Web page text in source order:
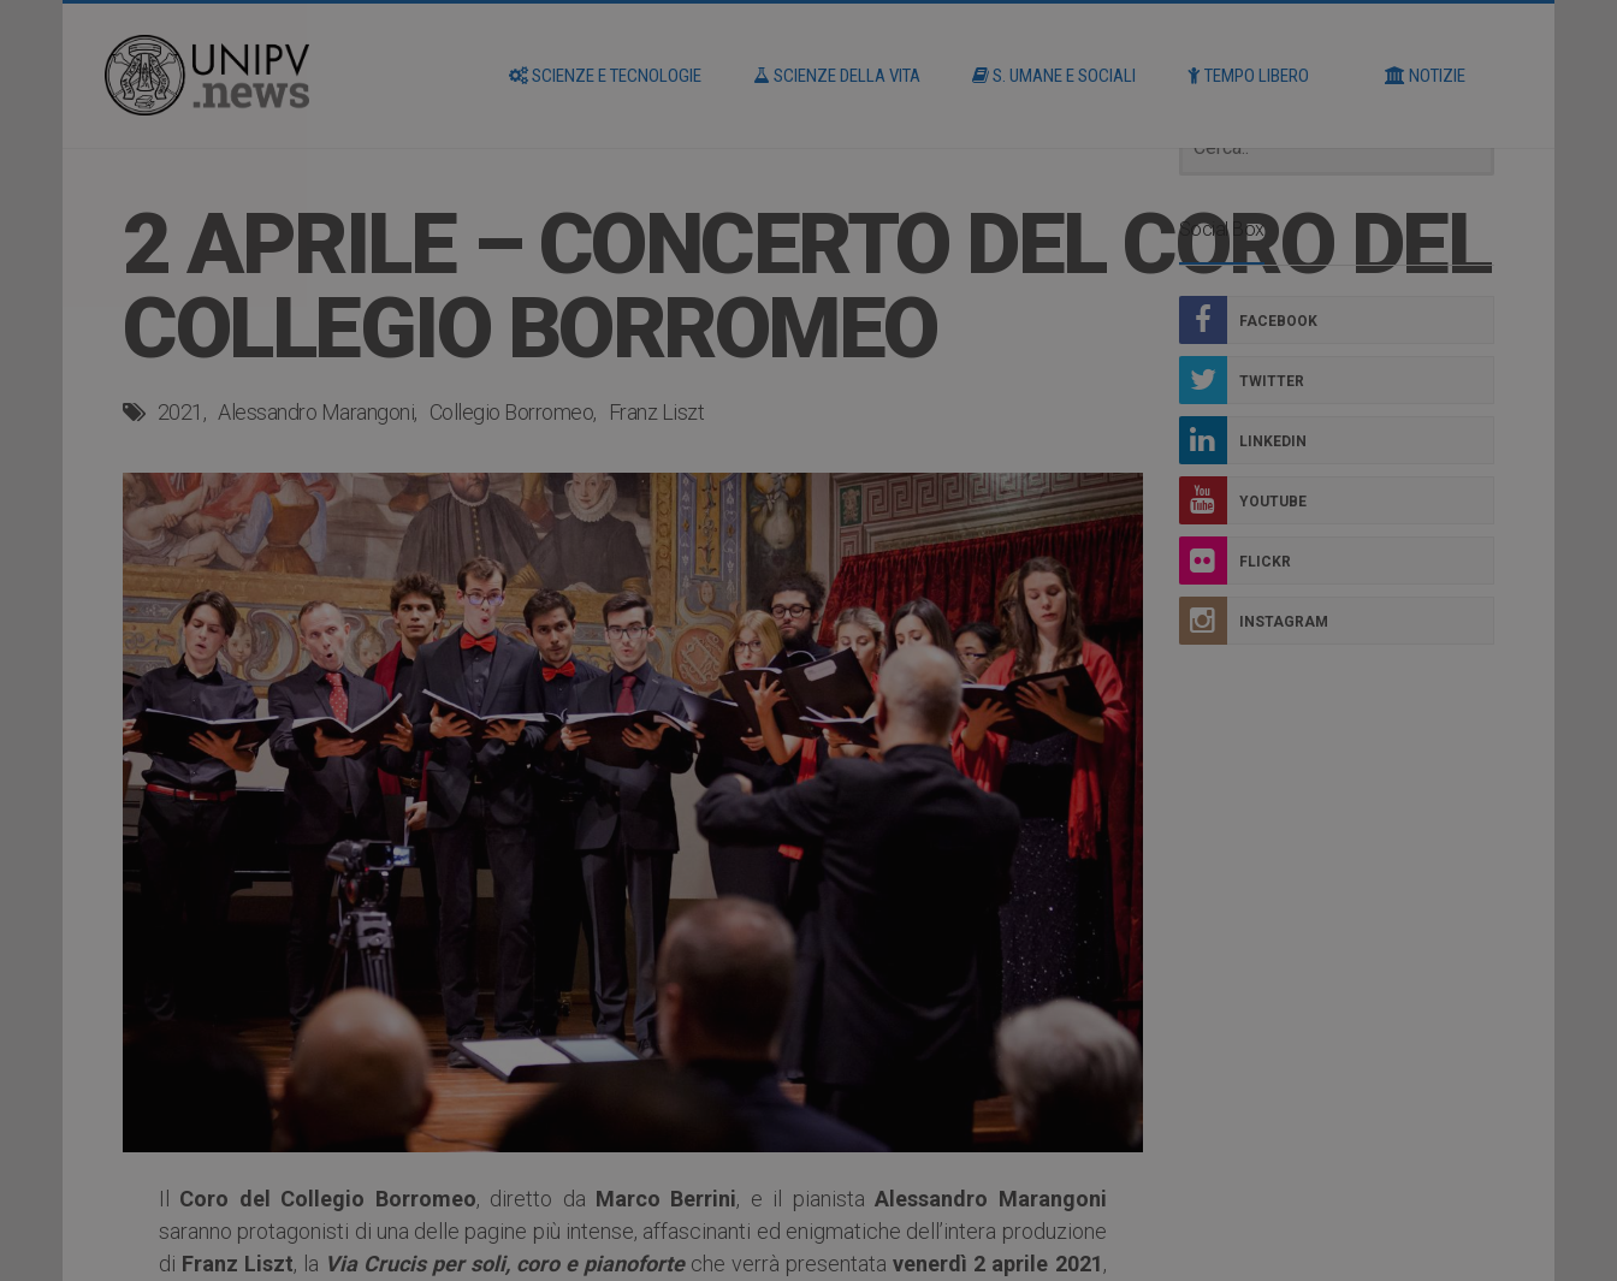
SCIENZE E TECNOLOGIE SCIENZE DELLA VITA S. UMANE E SOCIALI TEMPO LIBERO NOTIZIE
2 APRILE – CONCERTO DEL CORO DEL
COLLEGIO BORROMEO
2021 Alessandro Marangoni Collegio Borromeo Franz Liszt
Il Coro del Collegio Borromeo, diretto da Marco Berrini, e il pianistaAlessandro Marangoni
saranno protagonisti di una delle pagine più intense, affascinanti ed enigmatiche dell’intera produzione
di Franz Liszt, la Via Crucis per soli, coro e pianoforte che verrà presentatavenerdì 2 aprile 2021,
Social Box
FACEBOOK
TWITTER
LINKEDIN
YOUTUBE
FLICKR
INSTAGRAM